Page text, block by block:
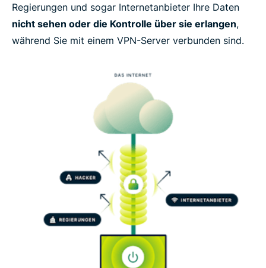
Erfahren Sie mehr über die Verwendung eines
VPNs
Regierungen und sogar Internetanbieter Ihre Daten
nicht sehen oder die Kontrolle über sie erlangen,
während Sie mit einem VPN-Server verbunden sind.